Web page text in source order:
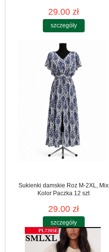
29.00 zł
szczegóły
Sukienki damskie Roz M-2XL, Mix
Kolor Paczka 12 szt
29.00 zł
szczegóły